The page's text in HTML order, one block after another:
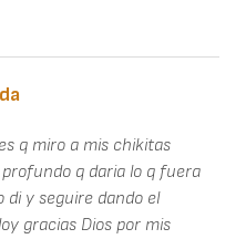
q miro a mis chikitas
q daria lo q fuera
di y seguire dando el
gracias Dios por mis